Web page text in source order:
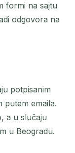
formi na sajtu
odgovora na
potpisanim
putem emaila.
a u slučaju
u Beogradu.